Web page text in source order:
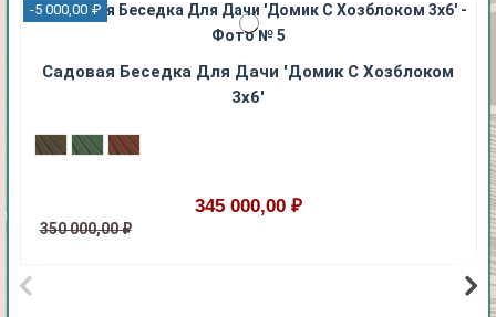
-5 000,00 ₽
Садовая Беседка Для Дачи 'Домик С Хозблоком
3х6'
345 000,00 ₽
350 000,00 ₽